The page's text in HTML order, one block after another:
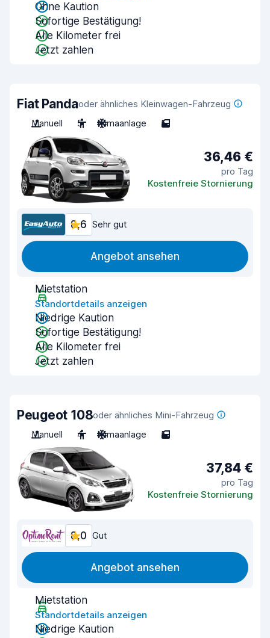
Ohne Kaution
Sofortige Bestätigung!
Alle Kilometer frei
Jetzt zahlen
Fiat Pandaoder ähnliches Kleinwagen-Fahrzeug
Manuell
5 Klimaanlage 5
36,46 €
pro Tag
Kostenfreie Stornierung
8,6 Sehr gut
Angebot ansehen
Mietstation
Standortdetails anzeigen
Niedrige Kaution
Sofortige Bestätigung!
Alle Kilometer frei
Jetzt zahlen
Peugeot 108oder ähnliches Mini-Fahrzeug
Manuell
4 Klimaanlage 5
37,84 €
pro Tag
Kostenfreie Stornierung
8,0 Gut
Angebot ansehen
Mietstation
Standortdetails anzeigen
Niedrige Kaution